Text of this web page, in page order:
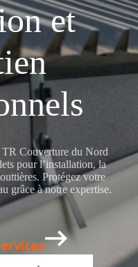
et
TR Couverture du Nord
pour l’installation, la
Protégez votre
grâce à notre expertise.